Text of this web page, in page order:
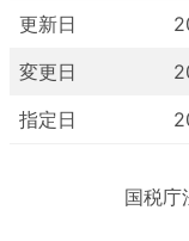
更新日
変更日
指定日
国税庁